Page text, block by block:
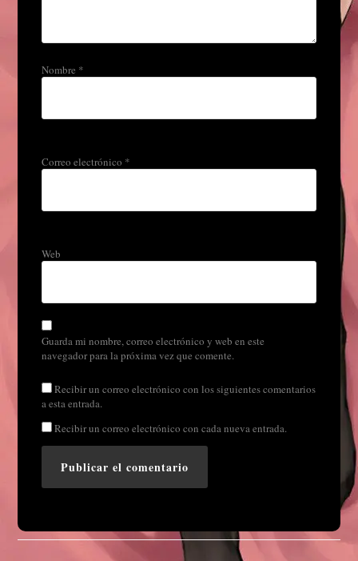
Nombre *
Correo electrónico *
Web
Guarda mi nombre, correo electrónico y web en este
navegador para la próxima vez que comente.
Recibir un correo electrónico con los siguientes comentarios
a esta entrada.
Recibir un correo electrónico con cada nueva entrada.